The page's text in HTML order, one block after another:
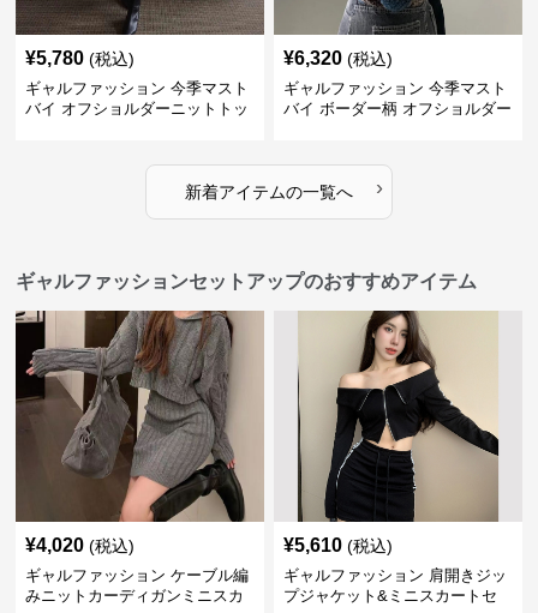
¥5,780 (税込)
ギャルファッション 今季マスト
バイ オフショルダーニットトッ
¥6,320 (税込)
ギャルファッション 今季マスト
バイ ボーダー柄 オフショルダー
新着アイテムの一覧へ ›
ギャルファッションセットアップのおすすめアイテム
¥4,020 (税込)
ギャルファッション ケーブル編
みニットカーディガンミニスカ
¥5,610 (税込)
ギャルファッション 肩開きジッ
プジャケット&ミニスカートセ